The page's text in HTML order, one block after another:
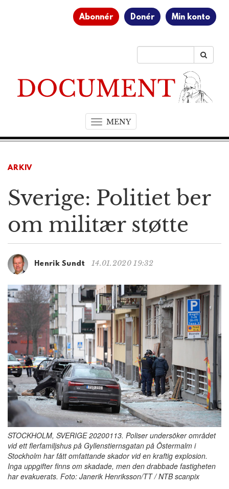
Abonnér Donér Min konto
MENYT
o
n
a
i
t
n
ARKIV
Sverige: Politiet ber
om militær støtte
Henrik Sundt 14.01.2020 19:32
STOCKHOLM, SVERIGE 20200113. Poliser undersöker området
vid ett flerfamiljshus på Gyllenstiernsgatan på Östermalm i
Stockholm har fått omfattande skador vid en kraftig explosion.
Inga uppgifter finns om skadade, men den drabbade fastigheten
har evakuerats. Foto: Janerik Henriksson/TT / NTB scanpix